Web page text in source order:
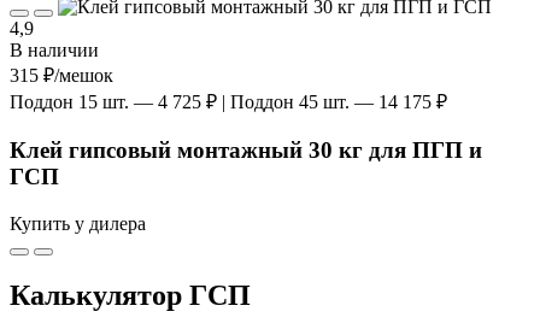
4,9
В наличии
315 ₽/мешок
Поддон 15 шт. — 4 725 ₽ | Поддон 45 шт. — 14 175 ₽
Клей гипсовый монтажный 30 кг для ПГП и
ГСП
Купить у дилера
Калькулятор ГСП